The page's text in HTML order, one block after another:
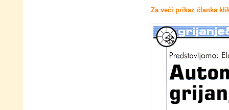
Za veći prikaz članka